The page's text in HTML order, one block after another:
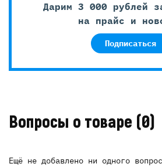
Дарим 3 000 рублей
на прайс и
Подписаться
Вопросы о товаре (0)
Ещё не добавлено ни одного